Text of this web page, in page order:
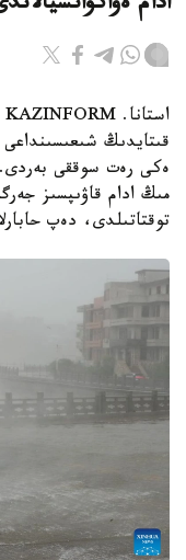
قىتايدىڭ شىعىسىنداعى
ەكى رەت سوققى بەردى.
مىڭ ادام قاۋىپسىز
توقتاتىلدى، دەپ